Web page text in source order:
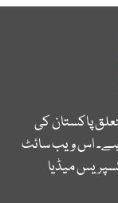
پاکستان کی
ہے۔ اس ویب سائٹ
میڈیا